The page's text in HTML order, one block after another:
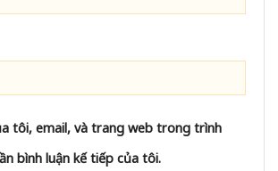
tôi, email, và trang web trong trình
bình luận kế tiếp của tôi.